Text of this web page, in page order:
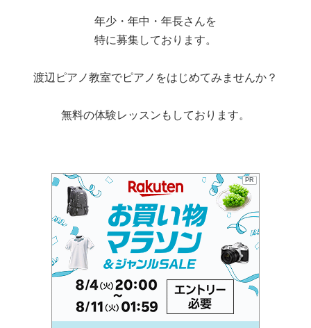
年少・年中・年長さんを
特に募集しております。
渡辺ピアノ教室でピアノをはじめてみませんか？
無料の体験レッスンもしております。
PR